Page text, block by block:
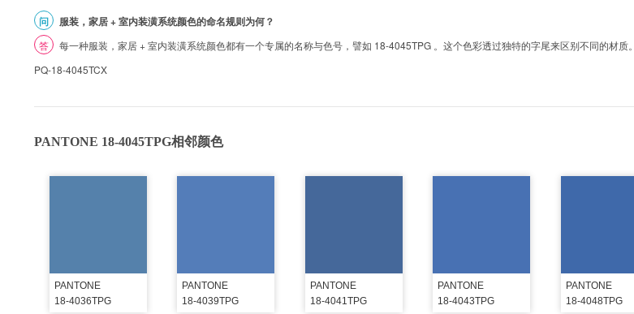
问 服装，家居 + 室内装潢系统颜色的命名规则为何？
答
每一种服装，家居 + 室内装潢系统颜色都有一个专属的名称与色号，譬如 18-4045TPG 。这个色彩透过独特的字尾来区别不同的材
PQ-18-4045TCX
PANTONE 18-4045TPG相邻颜色
PANTONE
18-4036TPG
PANTONE
18-4039TPG
PANTONE
18-4041TPG
PANTONE
18-4043TPG
PANTONE
18-4048TPG